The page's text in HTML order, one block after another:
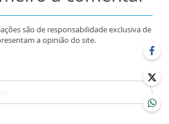
são de responsabilidade exclusiva de
a opinião do site.